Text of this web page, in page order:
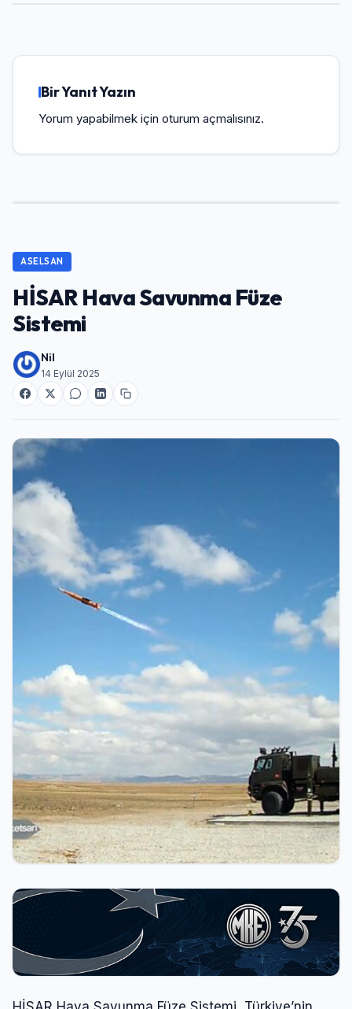
Bir Yanıt Yazın
Yorum yapabilmek için oturum açmalısınız.
ASELSAN
HİSAR Hava Savunma Füze
Sistemi
Nil
14 Eylül 2025